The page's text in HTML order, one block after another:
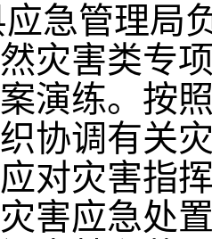
应急管理
灾害类专
演练。按
协调有关
对灾害指
害应急处